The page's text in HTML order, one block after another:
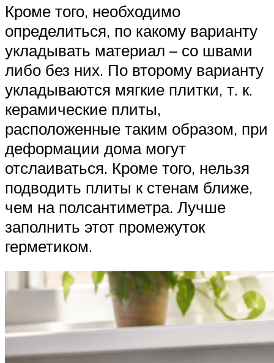
Кроме того, необходимо
определиться, по какому варианту
укладывать материал – со швами
либо без них. По второму варианту
укладываются мягкие плитки, т. к.
керамические плиты,
расположенные таким образом, при
деформации дома могут
отслаиваться. Кроме того, нельзя
подводить плиты к стенам ближе,
чем на полсантиметра. Лучше
заполнить этот промежуток
герметиком.